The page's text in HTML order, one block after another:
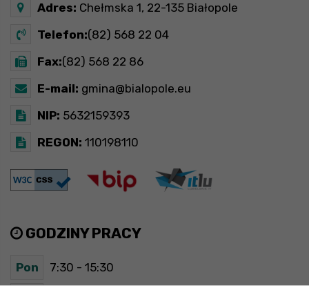
Adres: Chełmska 1, 22-135 Białopole
Telefon:(82) 568 22 04
Fax:(82) 568 22 86
E-mail: gmina@bialopole.eu
NIP: 5632159393
REGON: 110198110
GODZINY PRACY
Pon 7:30 - 15:30